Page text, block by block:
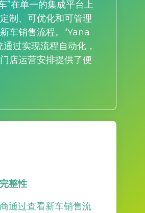
”在单一的集成平台上
制、可优化和可管理
车销售流程。“Yana
通过实现流程自动化，
店运营安排提供了便
整性
通过查看新车销售流